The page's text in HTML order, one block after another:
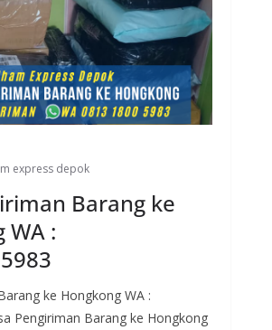
express depok
Barang ke
WA :
ke Hongkong WA :
Pengiriman Barang ke Hongkong